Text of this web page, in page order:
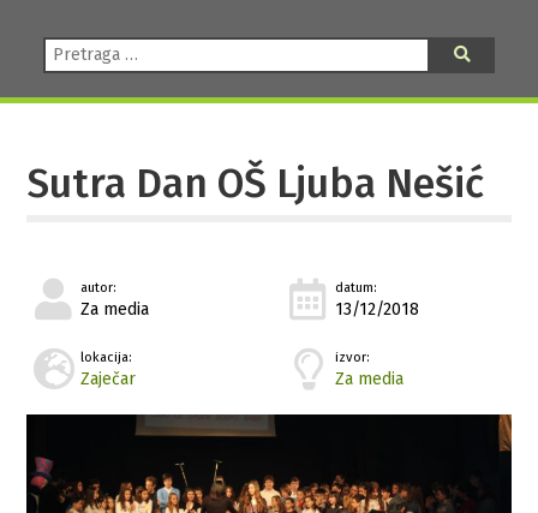
Pretraga:
Sutra Dan OŠ Ljuba Nešić
autor:
Za media
datum:
13/12/2018
lokacija:
Zaječar
izvor:
Za media